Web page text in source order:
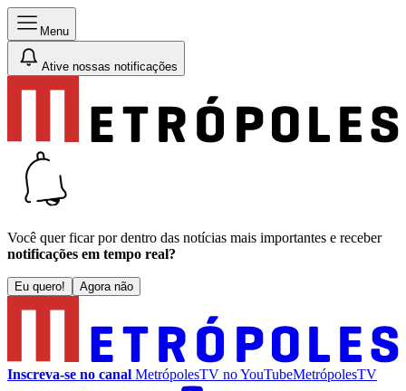
Menu
Ative nossas notificações
Você quer ficar por dentro das notícias mais importantes e receber
notificações em tempo real?
Eu quero! Agora não
Inscreva-se no canal MetrópolesTV noYouTubeMetrópolesTV